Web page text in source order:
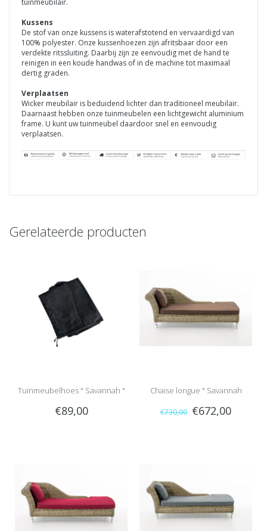
tuinmeubilair.
Kussens
De stof van onze kussens is waterafstotend en vervaardigd van
100% polyester. Onze kussenhoezen zijn afritsbaar door een
verdekte ritssluiting. Daarbij zijn ze eenvoudig met de hand te
reinigen in een koude handwas of in de machine tot maximaal
dertig graden.
Verplaatsen
Wicker meubilair is beduidend lichter dan traditioneel meubilair.
Daarnaast hebben onze tuinmeubelen een lichtgewicht aluminium
frame. U kunt uw tuinmeubel daardoor snel en eenvoudig
verplaatsen.
Gerelateerde producten
Tuinmeubelhoes " Savannah "
€89,00
Chaise longue " Savannah
Naturel-Bruin "
€730,00 €672,00